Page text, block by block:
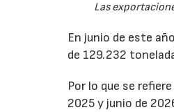
Las
En junio de este
de 129.232
Por lo que se
2025 y junio de